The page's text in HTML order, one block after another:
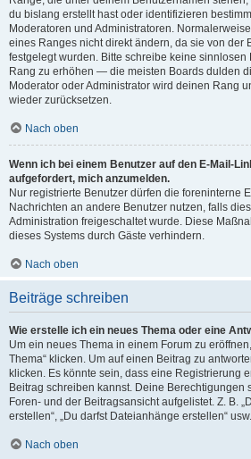
du bislang erstellt hast oder identifizieren
Moderatoren und Administratoren.
eines Ranges nicht direkt ändern, da sie von der
festgelegt wurden. Bitte schreibe keine sinnlosen
Rang zu erhöhen — die meisten Boards dulden
Moderator oder Administrator wird deinen Rang
wieder zurücksetzen.
Nach oben
Wenn ich bei einem Benutzer auf den E-Mail-
aufgefordert, mich anzumelden.
Nur registrierte Benutzer dürfen die foreninterne
Nachrichten an andere Benutzer nutzen, falls
Administration freigeschaltet wurde. Diese
dieses Systems durch Gäste verhindern.
Nach oben
Beiträge schreiben
Wie erstelle ich ein neues Thema oder eine
Um ein neues Thema in einem Forum zu
Thema“ klicken. Um auf einen Beitrag zu
klicken. Es könnte sein, dass eine Registrierung
Beitrag schreiben kannst. Deine Berechtigungen
Foren- und der Beitragsansicht aufgelistet. Z. B.
erstellen“, „Du darfst Dateianhänge erstellen“ usw.
Nach oben